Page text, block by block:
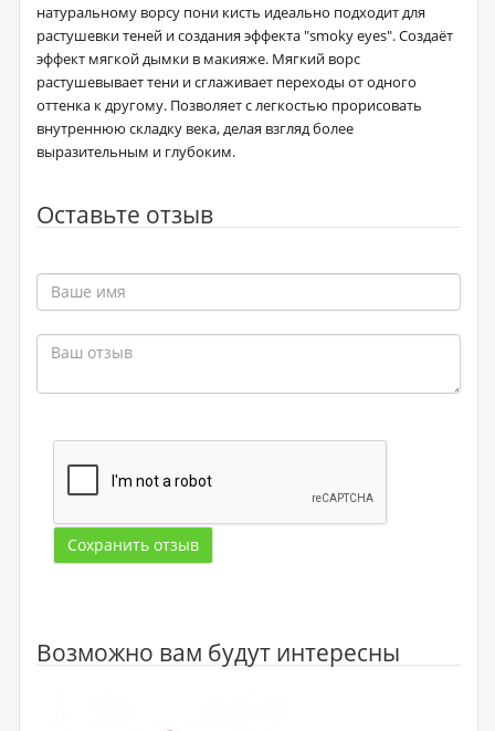
натуральному ворсу пони кисть идеально подходит для
растушевки теней и создания эффекта "smoky eyes". Создаёт
эффект мягкой дымки в макияже. Мягкий ворс
растушевывает тени и сглаживает переходы от одного
оттенка к другому. Позволяет с легкостью прорисовать
внутреннюю складку века, делая взгляд более
выразительным и глубоким.
Оставьте отзыв
Сохранить отзыв
Возможно вам будут интересны